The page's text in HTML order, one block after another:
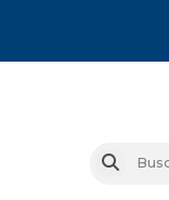
Buscar